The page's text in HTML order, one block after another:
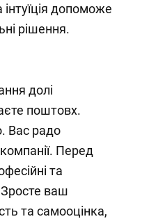
допоможе
рішення.
долі
поштовх.
Вас радо
Перед
та
Зросте ваш
та самооцінка,